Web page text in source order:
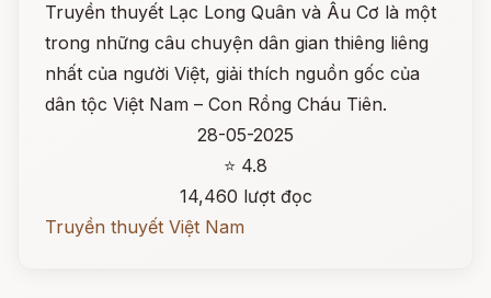
Truyền thuyết Lạc Long Quân và Âu Cơ là một
trong những câu chuyện dân gian thiêng liêng
nhất của người Việt, giải thích nguồn gốc của
dân tộc Việt Nam – Con Rồng Cháu Tiên.
28-05-2025
⭐ 4.8
14,460 lượt đọc
Truyền thuyết Việt Nam